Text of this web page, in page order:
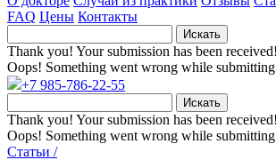
FAQ Цены Контакты
Thank you! Your submission has been received!
Oops! Something went wrong while
+7 985-786-22-55
Thank you! Your submission has been received!
Oops! Something went wrong while
Статьи /